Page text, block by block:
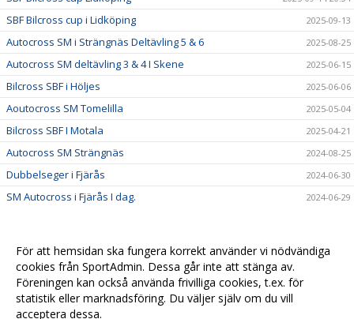
SBF Bilcross cup i Lidköping 2025-09-13
Autocross SM i Strängnäs Deltävling 5 & 6 2025-08-25
Autocross SM deltävling 3 & 4 I Skene 2025-06-15
Bilcross SBF i Höljes 2025-06-06
Aoutocross SM Tomelilla 2025-05-04
Bilcross SBF I Motala 2025-04-21
Autocross SM Strängnäs 2024-08-25
Dubbelseger i Fjärås 2024-06-30
SM Autocross i Fjärås I dag. 2024-06-29
För att hemsidan ska fungera korrekt använder vi nödvändiga
cookies från SportAdmin. Dessa går inte att stänga av.
Föreningen kan också använda frivilliga cookies, t.ex. för
statistik eller marknadsföring. Du väljer själv om du vill
acceptera dessa.